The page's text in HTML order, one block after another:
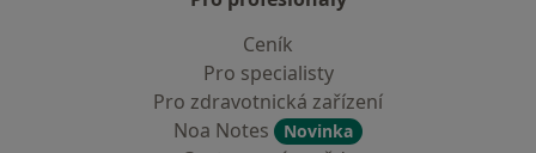
Ceník
Pro specialisty
Pro zdravotnická zařízení
Noa Notes
Novinka